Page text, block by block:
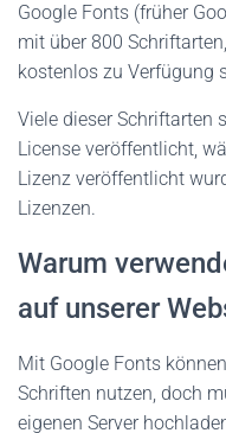
Google Fonts (früher
mit über 800
kostenlos zu Verfügung
Viele dieser Schriftarten
License veröffentlicht,
Lizenz veröffentlicht
Lizenzen.
Warum
auf unserer
Mit Google Fonts
Schriften nutzen, doch
eigenen Server